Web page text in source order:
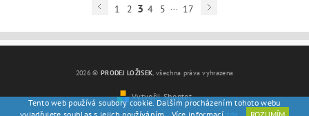
1 2 3 4 5 ... 17
2026 © PRODEJ LOŽISEK, všechna práva vyhrazena
Vytvořil Shoptet
Tento web používá soubory cookie. Dalším procházením tohoto webu